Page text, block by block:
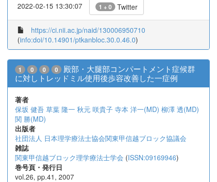
2022-02-15 13:30:07 1 + 0 Twitter
https://ci.nii.ac.jp/naid/130006950710
(info:doi/10.14901/ptkanbloc.30.0.46.0)
1 0 0 0
殿部・大腿部コンパートメント症候群
に対しトレッドミル使用後歩容改善した一症例
著者
保坂 健吾 草葉 隆一 秋元 咲貴子 寺本 洋一(MD) 柳澤 透(MD)
関 勝(MD)
出版者
社団法人 日本理学療法士協会関東甲信越ブロック協議会
雑誌
関東甲信越ブロック理学療法士学会 (ISSN:09169946)
巻号頁・発行日
vol.26, pp.41, 2007